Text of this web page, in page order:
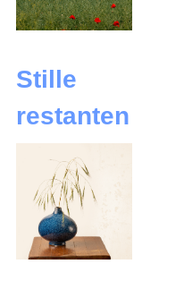
Stille
restanten